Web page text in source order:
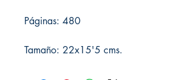
Páginas: 480
Tamaño: 22x15'5 cms.